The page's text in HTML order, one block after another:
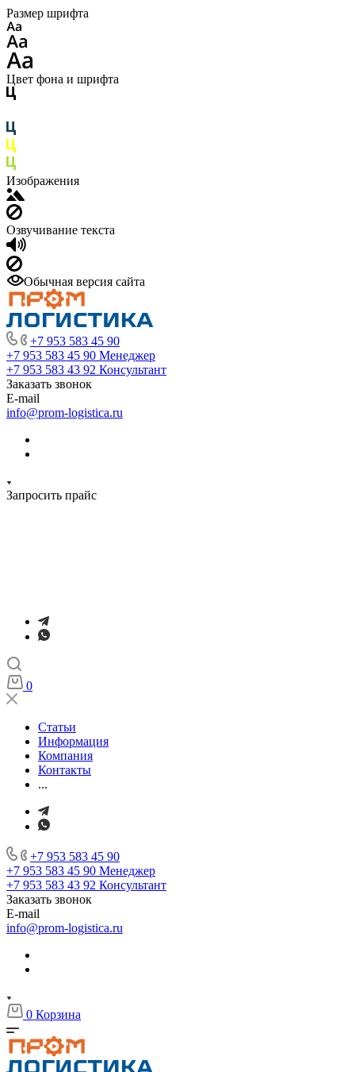
Размер шрифта
Цвет фона и шрифта
Изображения
Озвучивание текста
Обычная версия сайта
+7 953 583 45 90
+7 953 583 45 90 Менеджер
+7 953 583 43 92 Консультант
Заказать звонок
E-mail
info@prom-logistica.ru
Запросить прайс
0
Статьи
Информация
Компания
Контакты
...
+7 953 583 45 90
+7 953 583 45 90 Менеджер
+7 953 583 43 92 Консультант
Заказать звонок
E-mail
info@prom-logistica.ru
0 Корзина